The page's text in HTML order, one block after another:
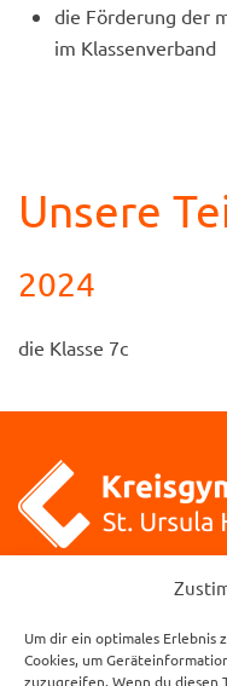
Um dir ein optimales Erlebnis
Cookies, um
zuzugreifen. Wenn du diesen
die Förderung der
im Klassenverband
Unsere
2024
die Klasse 7c
Kreisgymnasium St.
49740 Haselünne